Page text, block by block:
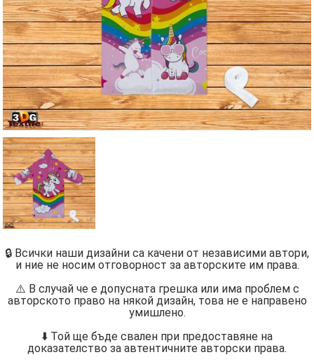
🔒 Всички наши дизайни са качени от независими автори,
и ние не носим отговорност за авторските им права.
⚠️ В случай че е допусната грешка или има проблем с
авторското право на някой дизайн, това не е направено
умишлено.
⬇️ Той ще бъде свален при предоставяне на
доказателство за автентичните авторски права.